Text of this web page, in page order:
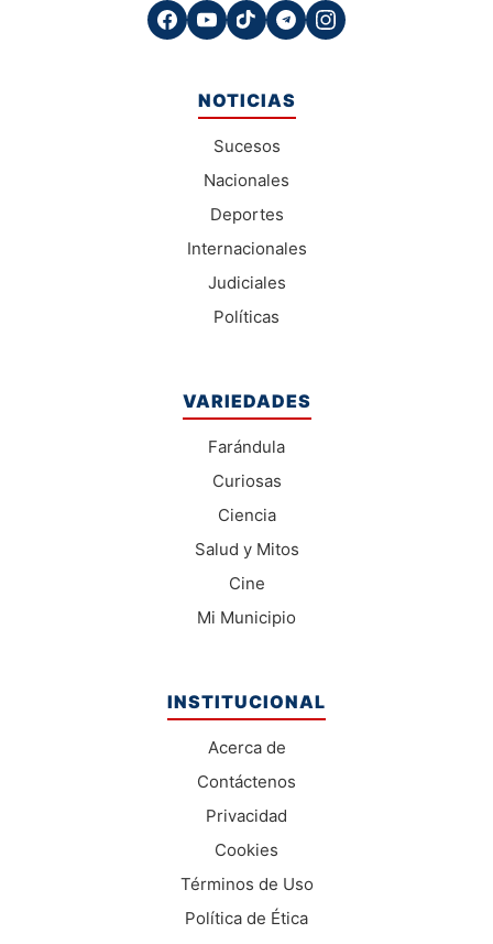
NOTICIAS
Sucesos
Nacionales
Deportes
Internacionales
Judiciales
Políticas
VARIEDADES
Farándula
Curiosas
Ciencia
Salud y Mitos
Cine
Mi Municipio
INSTITUCIONAL
Acerca de
Contáctenos
Privacidad
Cookies
Términos de Uso
Política de Ética